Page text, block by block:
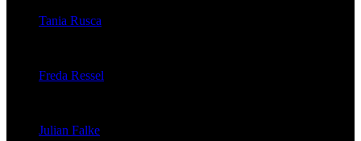
Tania Rusca
Freda Ressel
Julian Falke